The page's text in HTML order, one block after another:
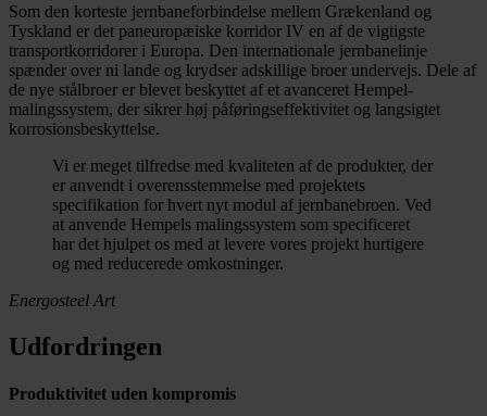
Som den korteste jernbaneforbindelse mellem Grækenland og
Tyskland er det paneuropæiske korridor IV en af de vigtigste
transportkorridorer i Europa. Den internationale jernbanelinje
spænder over ni lande og krydser adskillige broer undervejs. Dele af
de nye stålbroer er blevet beskyttet af et avanceret Hempel-
malingssystem, der sikrer høj påføringseffektivitet og langsigtet
korrosionsbeskyttelse.
Vi er meget tilfredse med kvaliteten af de produkter, der
er anvendt i overensstemmelse med projektets
specifikation for hvert nyt modul af jernbanebroen. Ved
at anvende Hempels malingssystem som specificeret
har det hjulpet os med at levere vores projekt hurtigere
og med reducerede omkostninger.
Energosteel Art
Udfordringen
Produktivitet uden kompromis